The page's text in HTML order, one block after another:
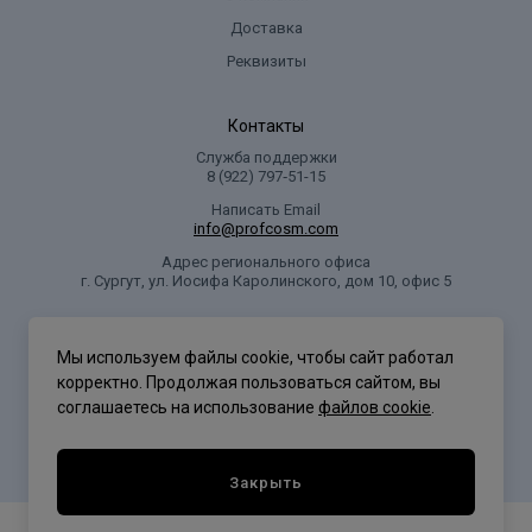
cocamide mida, cocamidopropyl betaine, olli 20, isamino peg/p
Доставка
Реквизиты
Контакты
Служба поддержки
8 (922) 797‑51-15
Написать Email
info@profcosm.com
Адрес регионального офиса
г. Сургут, ул. Иосифа Каролинского, дом 10, офис 5
Мы используем файлы cookie, чтобы сайт работал
корректно. Продолжая пользоваться сайтом, вы
соглашаетесь на использование файлов cookie
Закрыть